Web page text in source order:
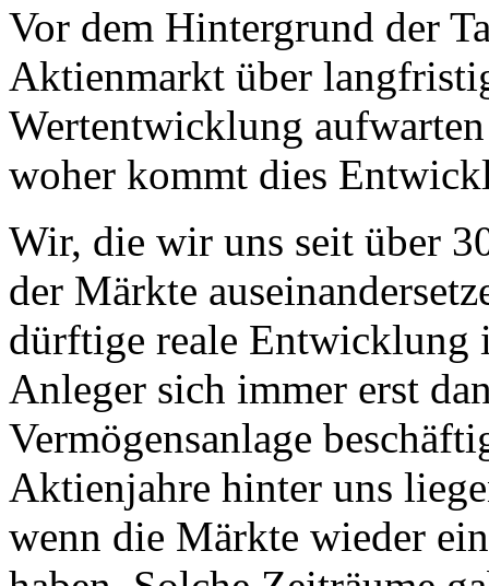
Vor dem Hintergrund der
Aktienmarkt über
Wertentwicklung
woher kommt dies
Wir, die wir uns seit über
der Märkte
dürftige reale Entwicklung
Anleger sich immer erst
Vermögensanlage
Aktienjahre hinter uns
wenn die Märkte wieder